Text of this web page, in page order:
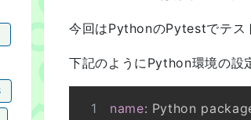
今回はPythonのPytestでテス
下記のようにPython環境の設
name: